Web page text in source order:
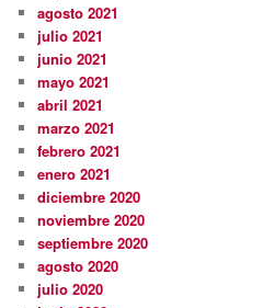
agosto 2021
julio 2021
junio 2021
mayo 2021
abril 2021
marzo 2021
febrero 2021
enero 2021
diciembre 2020
noviembre 2020
septiembre 2020
agosto 2020
julio 2020